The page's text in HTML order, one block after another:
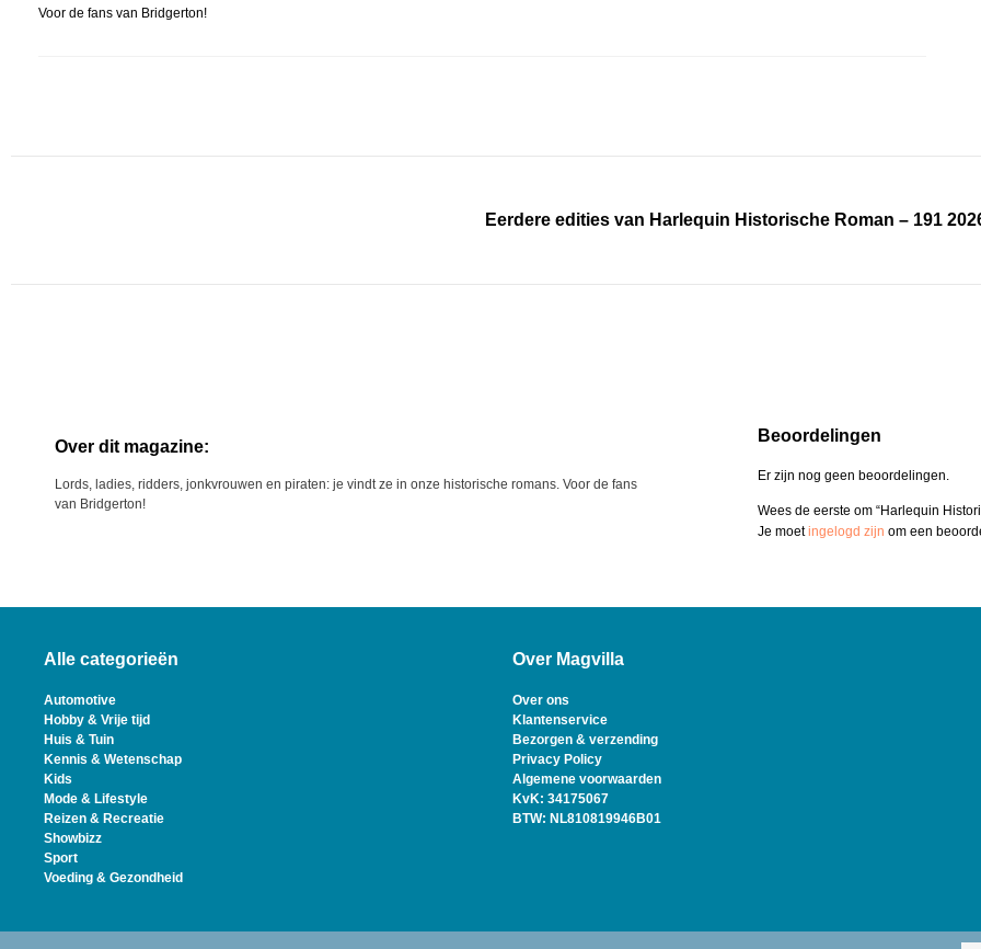
Voor de fans van Bridgerton!
Eerdere edities van Harlequin Historische Roman – 191
Over dit magazine:
Lords, ladies, ridders, jonkvrouwen en piraten: je vindt ze in onze historische romans. Voor de fans
van Bridgerton!
Beoordelingen
Er zijn nog geen beoordelingen.
Wees de eerste om “Harlequin
Je moetingelogd zijn om een
Alle categorieën
Automotive
Hobby & Vrije tijd
Huis & Tuin
Kennis & Wetenschap
Kids
Mode & Lifestyle
Reizen & Recreatie
Showbizz
Sport
Voeding & Gezondheid
Over Magvilla
Over ons
Klantenservice
Bezorgen & verzending
Privacy Policy
Algemene voorwaarden
KvK: 34175067
BTW: NL810819946B01